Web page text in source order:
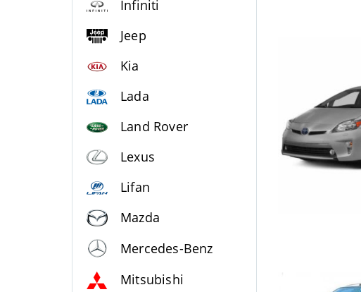
Infiniti
Jeep
Kia
Lada
Land Rover
Lexus
Lifan
Mazda
Mercedes-Benz
Mitsubishi